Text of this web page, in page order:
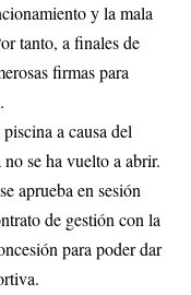
y la mala
tanto, a finales de
firmas para
a causa del
se ha vuelto a abrir.
aprueba en sesión
de gestión con la
para poder dar